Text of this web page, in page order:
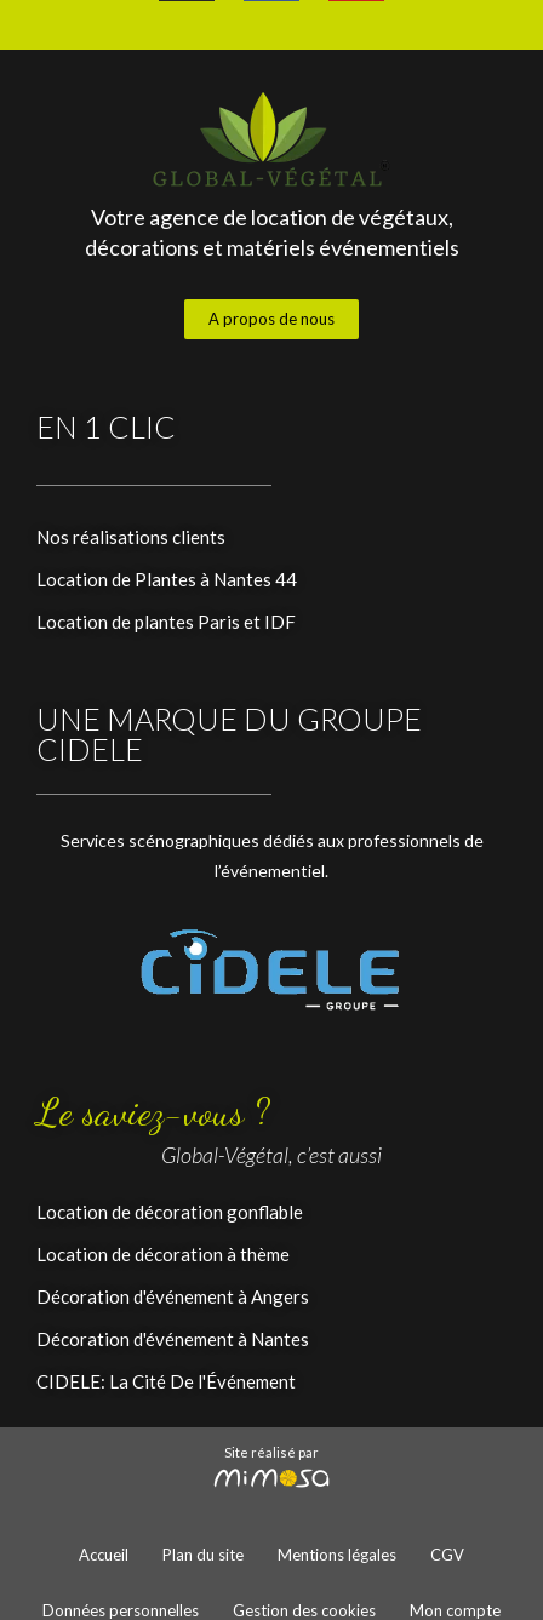
Votre agence de location de végétaux,
décorations et matériels événementiels
A propos de nous
EN 1 CLIC
Nos réalisations clients
Location de Plantes à Nantes 44
Location de plantes Paris et IDF
UNE MARQUE DU GROUPE
CIDELE
Services scénographiques dédiés aux professionnels de
l’événementiel.
Le saviez-vous ?
Global-Végétal, c’est aussi
Location de décoration gonflable
Location de décoration à thème
Décoration d'événement à Angers
Décoration d'événement à Nantes
CIDELE: La Cité De l'Événement
Site réalisé par
Accueil Plan du site Mentions légales CGV
Données personnelles Gestion des cookies Mon compte